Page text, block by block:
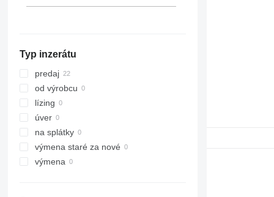
316
317
318
320
321
322
323
324
VMT
Typ inzerátu
predaj
od výrobcu
lízing
úver
na splátky
výmena staré za nové
výmena